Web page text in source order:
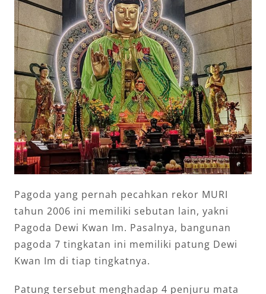
Pagoda yang pernah pecahkan rekor MURI
tahun 2006 ini memiliki sebutan lain, yakni
Pagoda Dewi Kwan Im. Pasalnya, bangunan
pagoda 7 tingkatan ini memiliki patung Dewi
Kwan Im di tiap tingkatnya.
Patung tersebut menghadap 4 penjuru mata